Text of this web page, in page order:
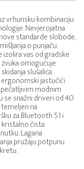
vrhunsku kombinaciju
Nevjerojatna
standarde slobode,
o punjaču.
vas od gradske
omogućuje
slušalica.
jastučići
modnim
snažni driveri od 40
na
za Bluetooth 5.1 i
čista
Lagana
pružaju potpunu